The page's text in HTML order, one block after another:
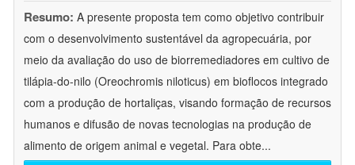
Resumo: A presente proposta tem como objetivo contribuir
com o desenvolvimento sustentável da agropecuária, por
meio da avaliação do uso de biorremediadores em cultivo de
tilápia-do-nilo (Oreochromis niloticus) em bioflocos integrado
com a produção de hortaliças, visando formação de recursos
humanos e difusão de novas tecnologias na produção de
alimento de origem animal e vegetal. Para obte...